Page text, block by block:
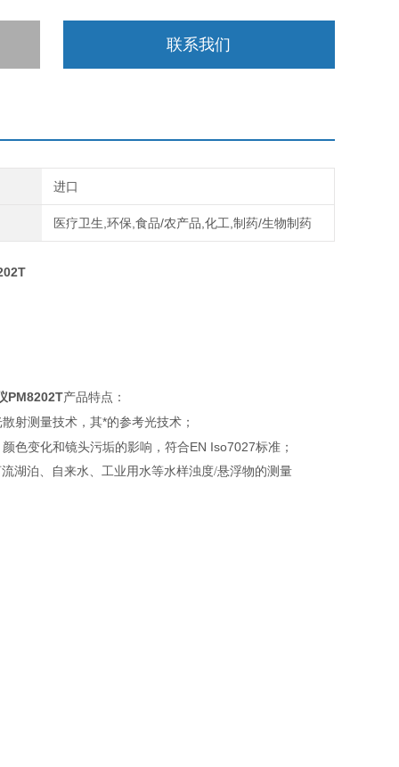
联系我们
进口
医疗卫生,环保,食品/农产品,化工,制药/生物制药
PM8202T产品特点：
射测量技术，其*的参考光技术；
色变化和镜头污垢的影响，符合EN Iso7027标准；
湖泊、自来水、工业用水等水样浊度/悬浮物的测量